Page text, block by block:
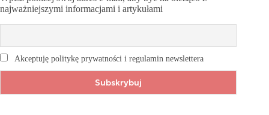
najważniejszymi informacjami i artykułami
Akceptuję politykę prywatności i regulamin newslettera